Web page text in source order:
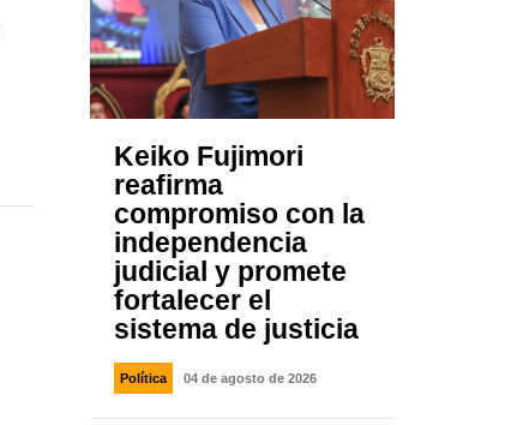
Keiko Fujimori
reafirma
compromiso con la
independencia
judicial y promete
fortalecer el
sistema de justicia
Política 04 de agosto de 2026